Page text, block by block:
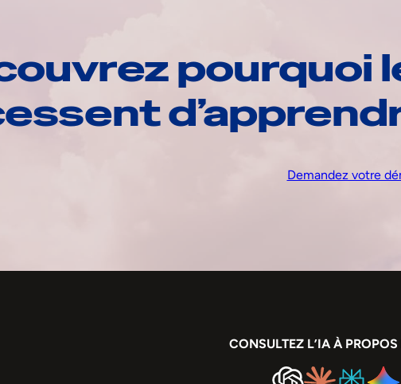
pourquoi
Demandez votre
CONSULTEZ L’IA À